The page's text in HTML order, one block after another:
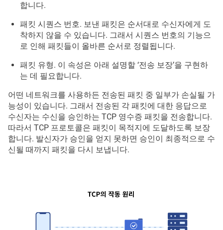
합니다.
패킷 시퀀스 번호. 보낸 패킷은 순서대로 수신자에게 도
착하지 않을 수 있습니다. 그래서 시퀀스 번호의 기능으
로 인해 패킷들이 올바른 순서로 정렬됩니다.
패킷 유형. 이 속성은 아래 설명할 ‘전송 보장’을 구현하
는 데 필요합니다.
어떤 네트워크를 사용하든 전송된 패킷 중 일부가 손실될 가
능성이 있습니다. 그래서 전송된 각 패킷에 대한 응답으로
수신자는 수신을 승인하는 TCP 영수증 패킷을 전송합니다.
따라서 TCP 프로토콜은 패킷이 목적지에 도달하도록 보장
합니다. 발신자가 승인을 얻지 못하면 승인이 최종적으로 수
신될 때까지 패킷을 다시 보냅니다.